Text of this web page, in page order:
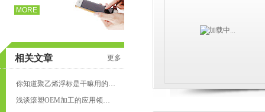
MORE
更多
相关文章
你知道聚乙烯浮标是干嘛用的吗？
浅谈滚塑OEM加工的应用领域和工艺优点